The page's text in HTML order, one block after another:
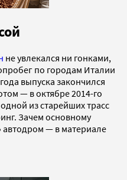
не увлекался ни гонками,
по городам Италии
выпуска закончился
— в октябре 2014-го
из старейших трасс
Зачем основному
автодром — в материале